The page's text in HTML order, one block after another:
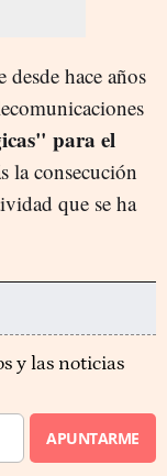
desde hace años
para el
la consecución
que se ha
y las noticias
APUNTARME